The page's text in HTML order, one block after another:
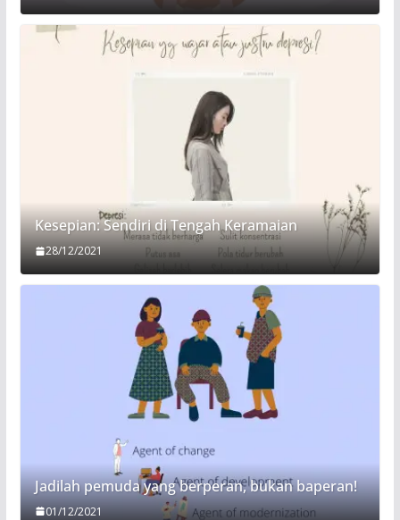
Kesepian: Sendiri di Tengah Keramaian
28/12/2021
Jadilah pemuda yang berperan, bukan baperan!
01/12/2021